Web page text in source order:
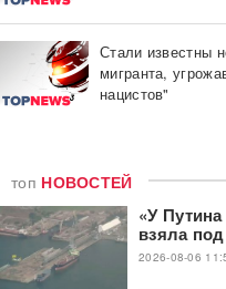
Стали известны
мигранта,
нацистов"
топ НОВОСТЕЙ
«У
взяла
2026-08-06